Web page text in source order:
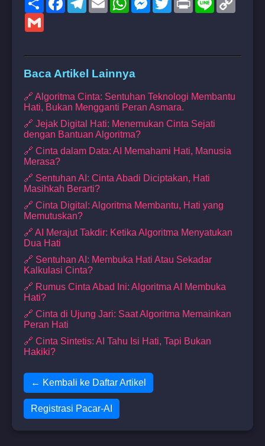
Baca Artikel Lainnya
🔗 Algoritma Cinta: Sentuhan Teknologi Membantu
Hati, Bukan Mengganti Peran Asmara.
🔗 Jejak Digital Hati: Menemukan Cinta Sejati
dengan Bantuan Algoritma?
🔗 Cinta dalam Data: AI Memahami Hati, Manusia
Merasa?
🔗 Sentuhan AI: Cinta Abadi Diciptakan, Hati
Masihkah Berarti?
🔗 Cinta Digital: Algoritma Membantu, Hati yang
Memutuskan?
🔗 AI Merajut Takdir: Ketika Algoritma Menyatukan
Dua Hati
🔗 Sentuhan AI: Membuka Hati Atau Sekadar
Kalkulasi Cinta?
🔗 Rumus Cinta Abad Ini: Algoritma AI Membuka
Hati?
🔗 Cinta di Ujung Jari: Saat Algoritma Memainkan
Peran Hati
🔗 Cinta Sintetis: AI Tahu Isi Hati, Tapi Bukan
Hakiki?
← Kembali ke Daftar Artikel
Registrasi Pacar-AI